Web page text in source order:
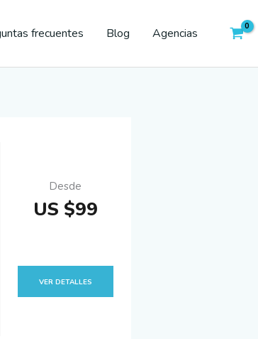
frecuentes Blog Agencias
Desde
US $99
VER DETALLES